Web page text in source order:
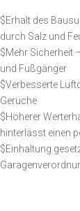
$Erhalt des
durch Salz und
$Mehr Sicherheit
und Fußgänger
$Verbesserte
Gerüche
$Höherer
hinterlässt einen
$Einhaltung